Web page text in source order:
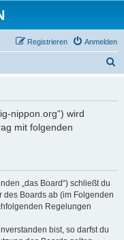
Anmelden
Registrieren
nippon.org“) wird
mit folgenden
„das Board“) schließt du
des Boards ab (im Folgenden
Regelungen
bist, so darfst du